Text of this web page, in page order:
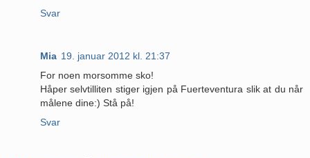
Svar
Mia 19. januar 2012 kl. 21:37
For noen morsomme sko!
Håper selvtilliten stiger igjen på Fuerteventura slik at du når
målene dine:) Stå på!
Svar